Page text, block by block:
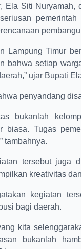
Ela Siti
Lampung Timur
bahwa setiap
ujar Bupati
penyandang
bukanlah
biasa. Tugas
tambahnya.
tersebut juga
kreativitas
kegiatan
bagi daerah.
kita
bukanlah